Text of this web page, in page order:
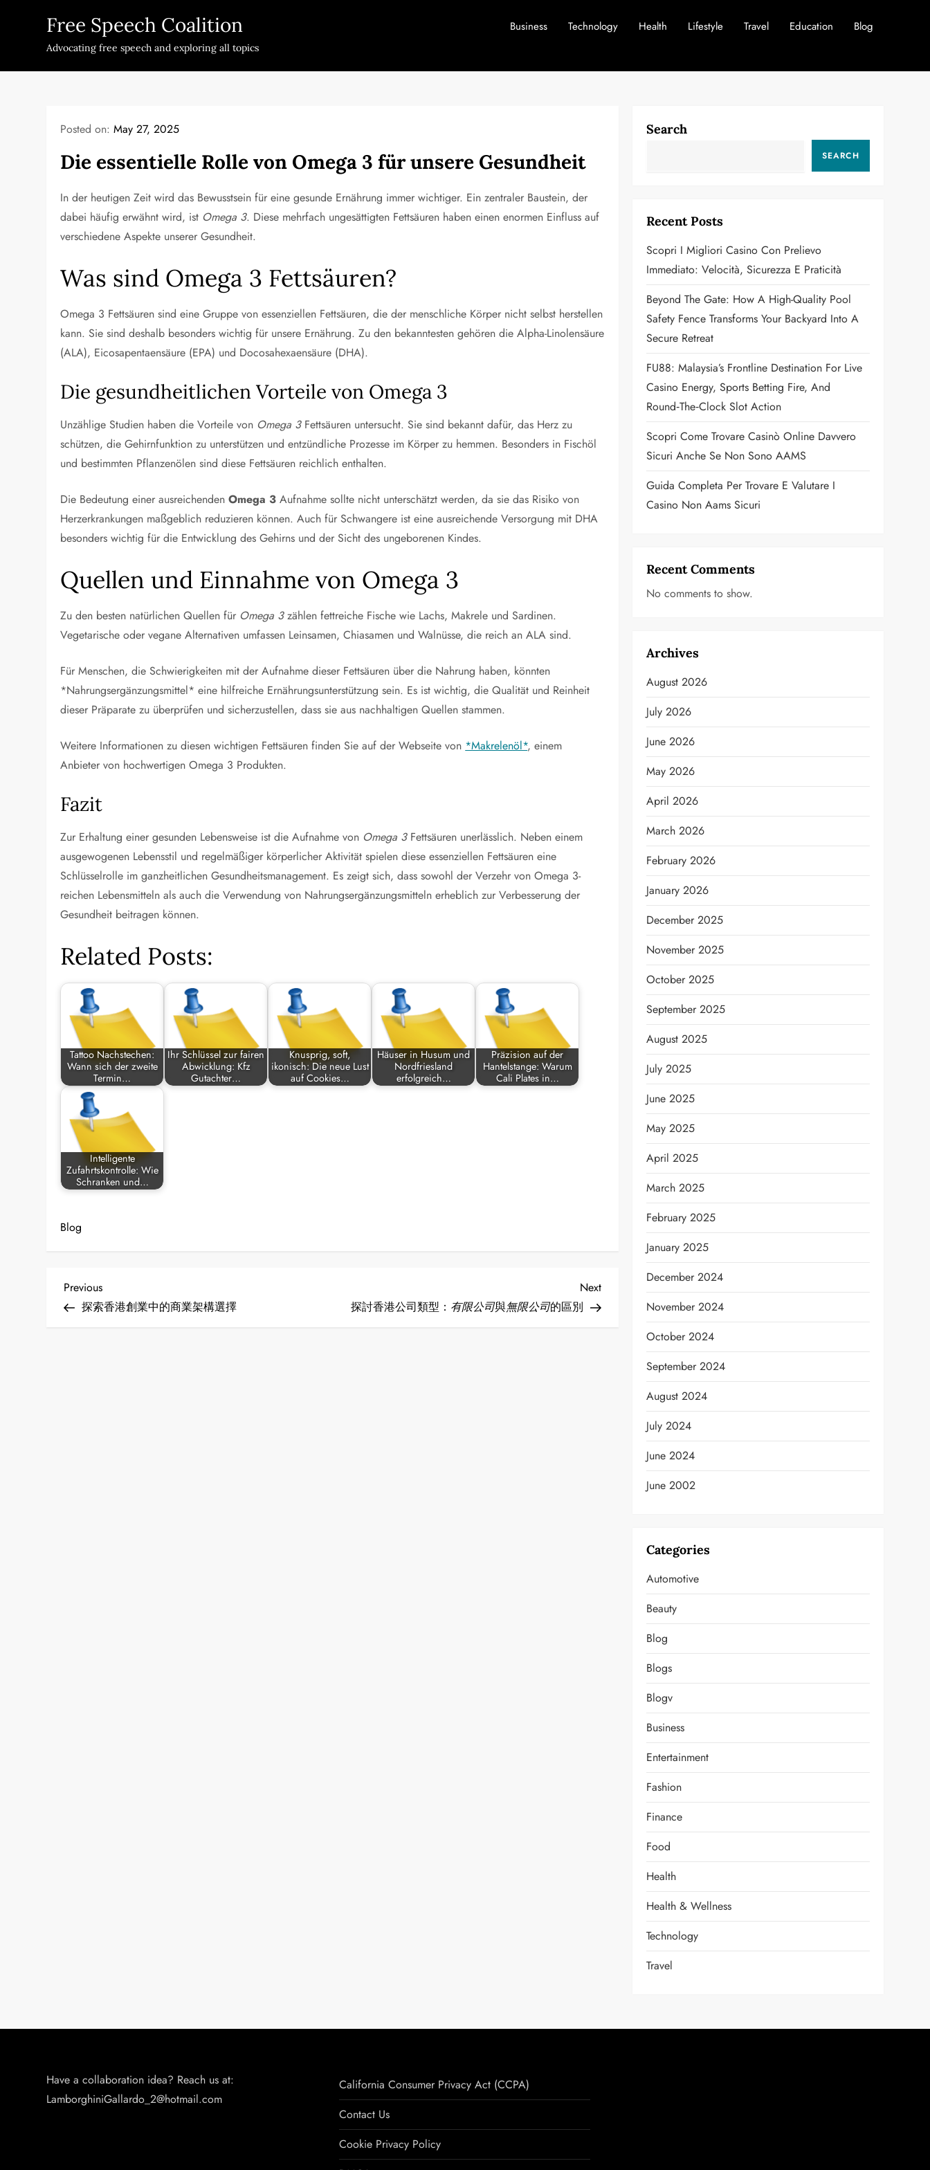
Free Speech Coalition
Advocating free speech and exploring all topics
Business Technology Health Lifestyle Travel Education Blog
Posted on:May 27, 2025
Die essentielle Rolle von Omega 3 für unsere Gesundheit
In der heutigen Zeit wird das Bewusstsein für eine gesunde Ernährung immer wichtiger. Ein zentraler Baustein, der
dabei häufig erwähnt wird, ist Omega 3. Diese mehrfach ungesättigten Fettsäuren haben einen enormen Einfluss auf
verschiedene Aspekte unserer Gesundheit.
Was sind Omega 3 Fettsäuren?
Omega 3 Fettsäuren sind eine Gruppe von essenziellen Fettsäuren, die der menschliche Körper nicht selbst herstellen
kann. Sie sind deshalb besonders wichtig für unsere Ernährung. Zu den bekanntesten gehören die Alpha-Linolensäure
(ALA), Eicosapentaensäure (EPA) und Docosahexaensäure (DHA).
Die gesundheitlichen Vorteile von Omega 3
Unzählige Studien haben die Vorteile von Omega 3Fettsäuren untersucht. Sie sind bekannt dafür, das Herz zu
schützen, die Gehirnfunktion zu unterstützen und entzündliche Prozesse im Körper zu hemmen. Besonders in Fischöl
und bestimmten Pflanzenölen sind diese Fettsäuren reichlich enthalten.
Die Bedeutung einer ausreichendenOmega 3 Aufnahme sollte nicht unterschätzt werden, da sie das Risiko von
Herzerkrankungen maßgeblich reduzieren können. Auch für Schwangere ist eine ausreichende Versorgung mit DHA
besonders wichtig für die Entwicklung des Gehirns und der Sicht des ungeborenen Kindes.
Quellen und Einnahme von Omega 3
Zu den besten natürlichen Quellen für Omega 3zählen fettreiche Fische wie Lachs, Makrele und Sardinen.
Vegetarische oder vegane Alternativen umfassen Leinsamen, Chiasamen und Walnüsse, die reich an ALA sind.
Für Menschen, die Schwierigkeiten mit der Aufnahme dieser Fettsäuren über die Nahrung haben, könnten
*Nahrungsergänzungsmittel* eine hilfreiche Ernährungsunterstützung sein. Es ist wichtig, die Qualität und Reinheit
dieser Präparate zu überprüfen und sicherzustellen, dass sie aus nachhaltigen Quellen stammen.
Weitere Informationen zu diesen wichtigen Fettsäuren finden Sie auf der Webseite von *Makrelenöl*, einem
Anbieter von hochwertigen Omega 3 Produkten.
Fazit
Zur Erhaltung einer gesunden Lebensweise ist die Aufnahme von Omega 3Fettsäuren unerlässlich. Neben einem
ausgewogenen Lebensstil und regelmäßiger körperlicher Aktivität spielen diese essenziellen Fettsäuren eine
Schlüsselrolle im ganzheitlichen Gesundheitsmanagement. Es zeigt sich, dass sowohl der Verzehr von Omega 3-
reichen Lebensmitteln als auch die Verwendung von Nahrungsergänzungsmitteln erheblich zur Verbesserung der
Gesundheit beitragen können.
Related Posts:
Tattoo Nachstechen:
Wann sich der zweite
Termin…
Ihr Schlüssel zur fairen
Abwicklung: Kfz
Gutachter…
Knusprig, soft,
ikonisch: Die neue Lust
auf Cookies…
Häuser in Husum und
Nordfriesland
erfolgreich…
Präzision auf der
Hantelstange: Warum
Cali Plates in…
Intelligente
Zufahrtskontrolle: Wie
Schranken und…
Blog
P
Previous
Post
Previous
探索香港創業中的商業架構選擇
Next
Post
Next
探討香港公司類型： 有限公司與無限公司的區別
Search
SEARCH
Recent Posts
Scopri I Migliori Casino Con Prelievo
Immediato: Velocità, Sicurezza E Praticità
Beyond The Gate: How A High-Quality Pool
Safety Fence Transforms Your Backyard Into A
Secure Retreat
FU88: Malaysia’s Frontline Destination For Live
Casino Energy, Sports Betting Fire, And
Round‑the‑Clock Slot Action
Scopri Come Trovare Casinò Online Davvero
Sicuri Anche Se Non Sono AAMS
Guida Completa Per Trovare E Valutare I
Casino Non Aams Sicuri
Recent Comments
No comments to show.
Archives
August 2026
July 2026
June 2026
May 2026
April 2026
March 2026
February 2026
January 2026
December 2025
November 2025
October 2025
September 2025
August 2025
July 2025
June 2025
May 2025
April 2025
March 2025
February 2025
January 2025
December 2024
November 2024
October 2024
September 2024
August 2024
July 2024
June 2024
June 2002
Categories
Automotive
Beauty
Blog
Blogs
Blogv
Business
Entertainment
Fashion
Finance
Food
Health
Health & Wellness
Technology
Travel
Have a collaboration idea? Reach us at:
LamborghiniGallardo_2@hotmail.com
California Consumer Privacy Act (CCPA)
Contact Us
Cookie Privacy Policy